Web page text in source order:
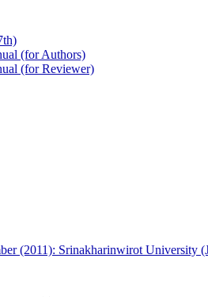
(for Authors)
(for Reviewer)
(2011): Srinakharinwirot University